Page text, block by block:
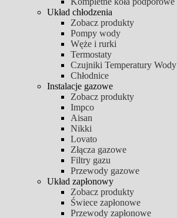
Układ chłodzenia
Zobacz produkty
Pompy wody
Węże i rurki
Termostaty
Czujniki Temperatury Wody
Chłodnice
Instalacje gazowe
Zobacz produkty
Impco
Aisan
Nikki
Lovato
Złącza gazowe
Filtry gazu
Przewody gazowe
Układ zapłonowy
Zobacz produkty
Świece zapłonowe
Przewody zapłonowe